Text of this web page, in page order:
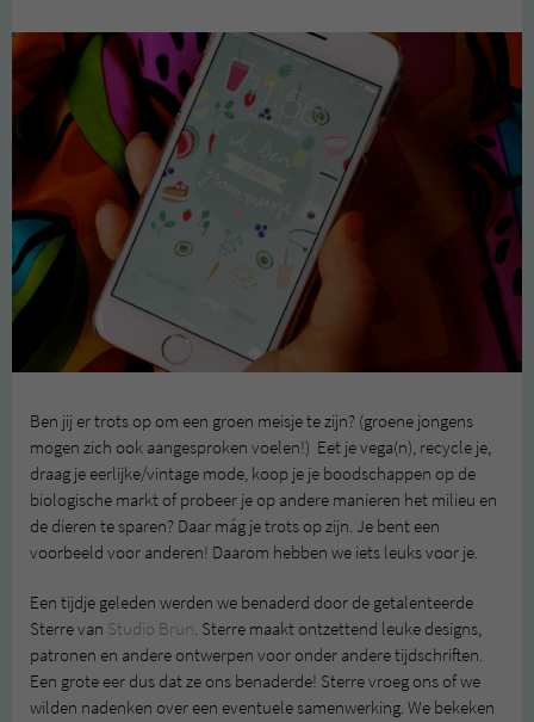
Ben jij er trots op om een groen meisje te zijn? (groene jongens
mogen zich ook aangesproken voelen!) Eet je vega(n), recycle je,
draag je eerlijke/vintage mode, koop je je boodschappen op de
biologische markt of probeer je op andere manieren het milieu en
de dieren te sparen? Daar mág je trots op zijn. Je bent een
voorbeeld voor anderen! Daarom hebben we iets leuks voor je.
Een tijdje geleden werden we benaderd door de getalenteerde
Sterre van Studio Brun. Sterre maakt ontzettend leuke designs,
patronen en andere ontwerpen voor onder andere tijdschriften.
Een grote eer dus dat ze ons benaderde! Sterre vroeg ons of we
wilden nadenken over een eventuele samenwerking. We bekeken